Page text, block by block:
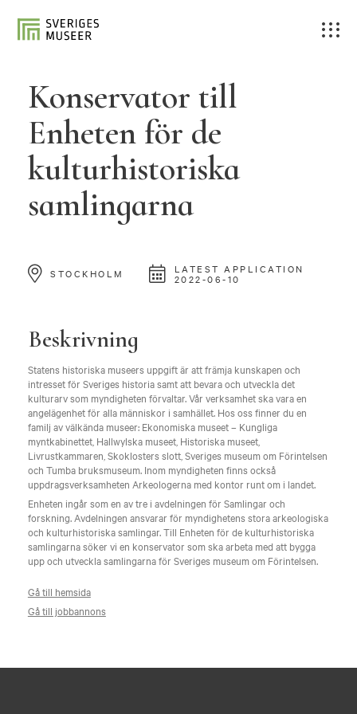
Konservator till
Enheten för de
kulturhistoriska
samlingarna
STOCKHOLM
LATEST APPLICATION
2022-06-10
Beskrivning
Statens historiska museers uppgift är att främja kunskapen och
intresset för Sveriges historia samt att bevara och utveckla det
kulturarv som myndigheten förvaltar. Vår verksamhet ska vara en
angelägenhet för alla människor i samhället. Hos oss finner du en
familj av välkända museer: Ekonomiska museet – Kungliga
myntkabinettet, Hallwylska museet, Historiska museet,
Livrustkammaren, Skoklosters slott, Sveriges museum om Förintelsen
och Tumba bruksmuseum. Inom myndigheten finns också
uppdragsverksamheten Arkeologerna med kontor runt om i landet.
Enheten ingår som en av tre i avdelningen för Samlingar och
forskning. Avdelningen ansvarar för myndighetens stora arkeologiska
och kulturhistoriska samlingar. Till Enheten för de kulturhistoriska
samlingarna söker vi en konservator som ska arbeta med att bygga
upp och utveckla samlingarna för Sveriges museum om Förintelsen.
Gå till hemsida
Gå till jobbannons